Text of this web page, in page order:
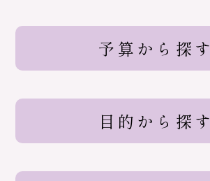
予算から探す
目的から探す